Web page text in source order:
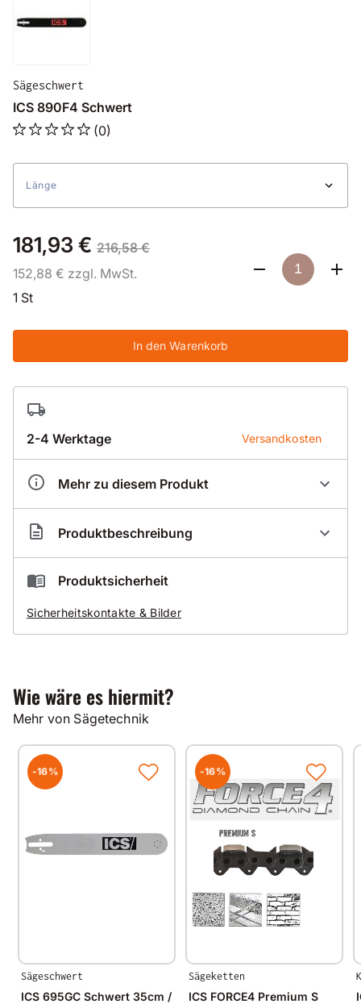
Sägeschwert
ICS 890F4 Schwert
(0)
Länge
181,93 € 216,58 €
152,88 € zzgl. MwSt.
1 St
In den Warenkorb
2-4 Werktage Versandkosten
Mehr zu diesem Produkt
Artikelnummer IC000029
Produktbeschreibung
für ICS Hydraulikkettensäge 890F4 und FORCE4
Schwert 25cm / 25 Segmente
Produktsicherheit
Sicherheitskontakte & Bilder
Wie wäre es hiermit?
Mehr von Sägetechnik
-16%
Sägeschwert
ICS 695GC Schwert 35cm /
-16%
Sägeketten
ICS FORCE4 Premium S